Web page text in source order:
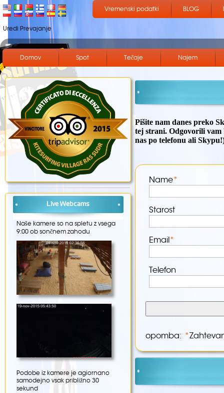
Uredi Prevajanje
Vremenski podatki BLOG
Domov Spot Tečaje Najem
Live Webcams
Naše kamere so na spletu z vsega
9:00 ob sončnem zahodu
Podobe iz kamere je agiornano
samodejno vsak približno 30
sekund
Pišite nam danes preko
tej strani. Odgovorili vam
nas po telefonu ali
Name*
Starost
Email*
Telefon
opomba: *